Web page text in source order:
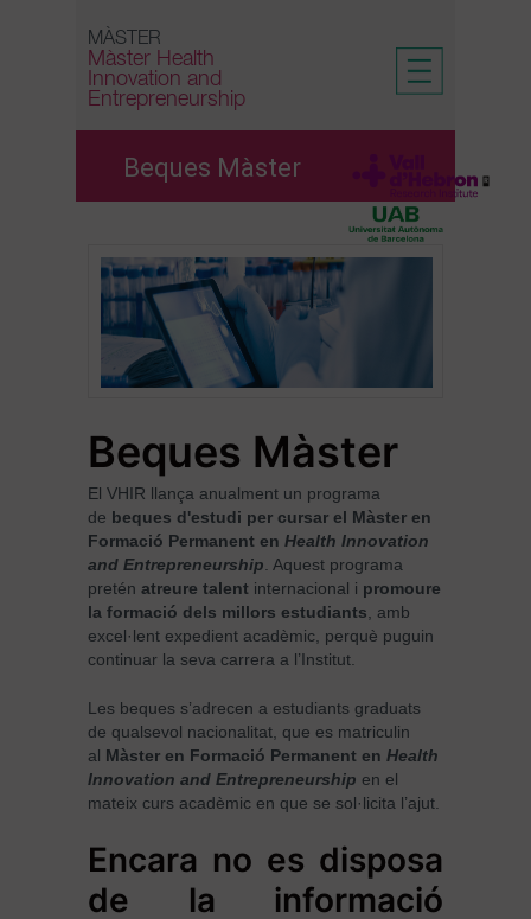
to
content
MÀSTER
Màster Health
Innovation and
Entrepreneurship
Beques Màster
Beques Màster
El VHIR llança anualment un programa
de beques d'estudi per cursar el Màster en
Formació Permanent en Health Innovation
and Entrepreneurship . Aquest programa
pretén atreure talent internacional i promoure
la formació dels millors estudiants , amb
excel·lent expedient acadèmic, perquè puguin
continuar la seva carrera a l’Institut.
Les beques s’adrecen a estudiants graduats
de qualsevol nacionalitat, que es matriculin
al Màster en Formació Permanent en Health
Innovation and Entrepreneurship en el
mateix curs acadèmic en que se sol·licita l’ajut.
Encara no es disposa
de la informació